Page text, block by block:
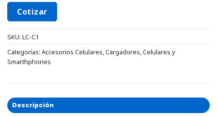
Cotizar
SKU: LC-C1
Categorías: Accesorios Celulares,Cargadores,Celulares y
Smarthphones
Descripción